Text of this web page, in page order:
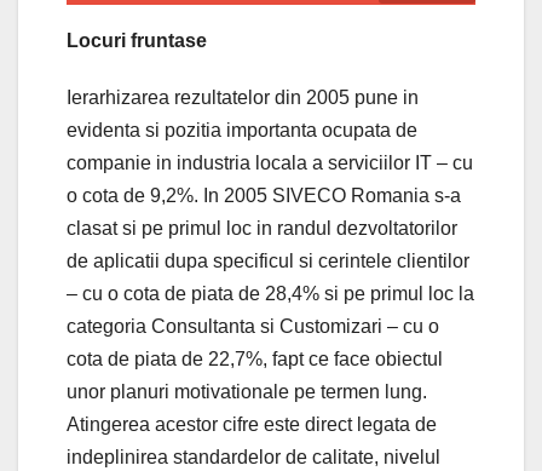
Locuri fruntase
Ierarhizarea rezultatelor din 2005 pune in
evidenta si pozitia importanta ocupata de
companie in industria locala a serviciilor IT – cu
o cota de 9,2%. In 2005 SIVECO Romania s-a
clasat si pe primul loc in randul dezvoltatorilor
de aplicatii dupa specificul si cerintele clientilor
– cu o cota de piata de 28,4% si pe primul loc la
categoria Consultanta si Customizari – cu o
cota de piata de 22,7%, fapt ce face obiectul
unor planuri motivationale pe termen lung.
Atingerea acestor cifre este direct legata de
indeplinirea standardelor de calitate, nivelul